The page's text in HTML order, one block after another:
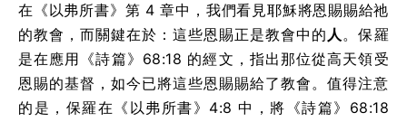
在《以弗所書》第 4 章中，我們看見耶穌將恩賜賜給祂
的教會，而關鍵在於：這些恩賜正是教會中的 人。保羅
是在應用《詩篇》68:18 的經文，指出那位從高天領受
恩賜的基督，如今已將這些恩賜賜給了教會。值得注意
的是，保羅在《以弗所書》4:8 中，將《詩篇》68:18